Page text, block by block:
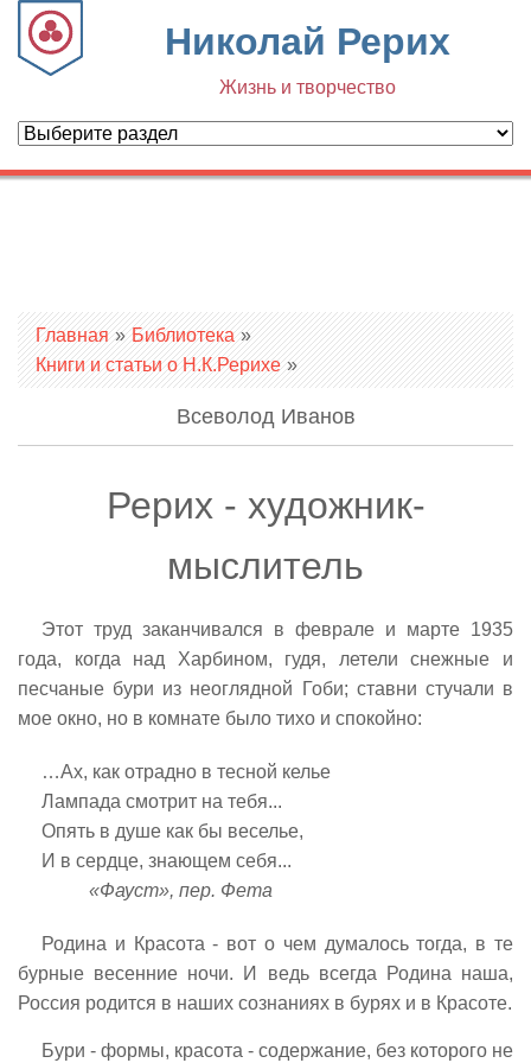
Николай Рерих
Жизнь и творчество
Вы здесь
Главная » Библиотека »
Книги и статьи о Н.К.Рерихе »
Всеволод Иванов
Рерих - художник-
мыслитель
Этот труд заканчивался в феврале и марте 1935
года, когда над Харбином, гудя, летели снежные и
песчаные бури из неоглядной Гоби; ставни стучали в
мое окно, но в комнате было тихо и спокойно:
…Ах, как отрадно в тесной келье
Лампада смотрит на тебя...
Опять в душе как бы веселье,
И в сердце, знающем себя...
«Фауст», пер. Фета
Родина и Красота - вот о чем думалось тогда, в те
бурные весенние ночи. И ведь всегда Родина наша,
Россия родится в наших сознаниях в бурях и в Красоте.
Бури - формы, красота - содержание, без которого не